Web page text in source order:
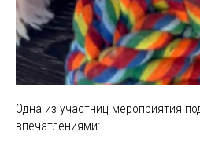
Одна из участниц мероприятия
впечатлениями: